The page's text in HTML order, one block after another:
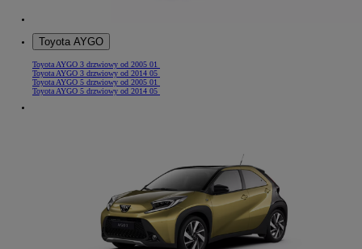
Toyota AYGO
Toyota AYGO 3 drzwiowy od 2005 01
Toyota AYGO 3 drzwiowy od 2014 05
Toyota AYGO 5 drzwiowy od 2005 01
Toyota AYGO 5 drzwiowy od 2014 05